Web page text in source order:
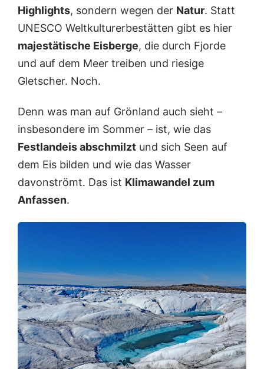
Highlights, sondern wegen der Natur. Statt
UNESCO Weltkulturerbestätten gibt es hier
majestätische Eisberge, die durch Fjorde
und auf dem Meer treiben und riesige
Gletscher. Noch.
Denn was man auf Grönland auch sieht –
insbesondere im Sommer – ist, wie das
Festlandeis abschmilzt und sich Seen auf
dem Eis bilden und wie das Wasser
davonströmt. Das ist Klimawandel zum
Anfassen.